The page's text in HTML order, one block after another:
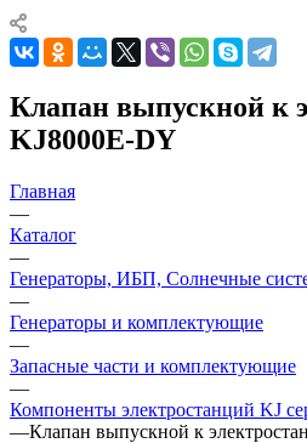
Клапан выпускной к
KJ8000E-DY
Главная
—
Каталог
—
Генераторы, ИБП, Солнечные
—
Генераторы и комплектующие
—
Запасные части и комплектующие
—
Компоненты электростанций KJ
—Клапан выпускной к